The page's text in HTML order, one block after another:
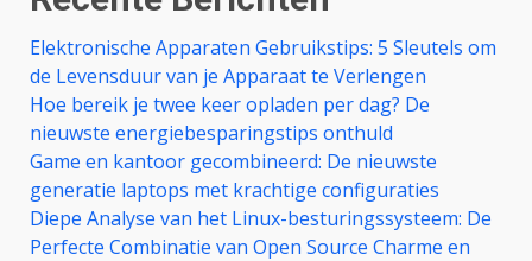
Elektronische Apparaten Gebruikstips: 5 Sleutels om
de Levensduur van je Apparaat te Verlengen
Hoe bereik je twee keer opladen per dag? De
nieuwste energiebesparingstips onthuld
Game en kantoor gecombineerd: De nieuwste
generatie laptops met krachtige configuraties
Diepe Analyse van het Linux-besturingssysteem: De
Perfecte Combinatie van Open Source Charme en